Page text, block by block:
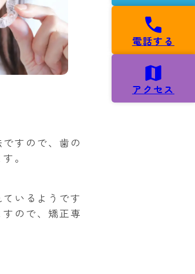
すので、歯の
。
いるようです
ので、矯正専
電話する
アクセス